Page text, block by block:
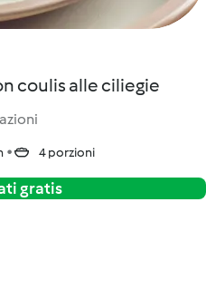
coulis alle ciliegie
4 porzioni
gratis